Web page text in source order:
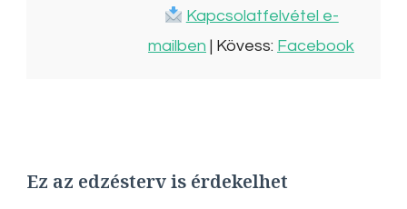
Kapcsolatfelvétel e-
mailben | Kövess: Facebook
Ez az edzésterv is érdekelhet